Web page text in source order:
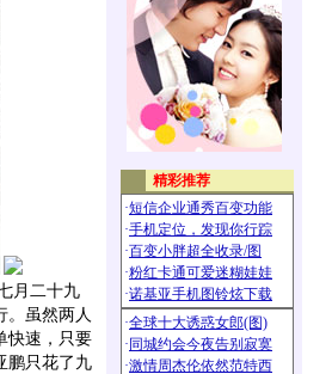
月二十九
。虽然两人
快速，只要
鹏只花了九